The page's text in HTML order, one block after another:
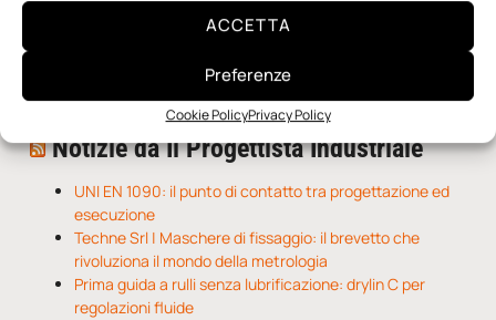
ACCETTA
Preferenze
Cookie PolicyPrivacy Policy
Una nuova mano robotica passa da una pinza all’altra
O-Ring, tecnica e applicazioni
Notizie da Il Progettista Industriale
UNI EN 1090: il punto di contatto tra progettazione ed
esecuzione
Techne Srl | Maschere di fissaggio: il brevetto che
rivoluziona il mondo della metrologia
Prima guida a rulli senza lubrificazione: drylin C per
regolazioni fluide